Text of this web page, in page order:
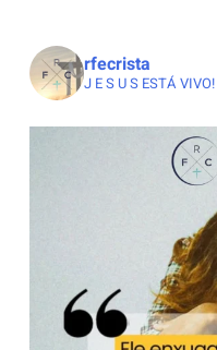
rfecrista
J E S U S ESTÁ VIVO!